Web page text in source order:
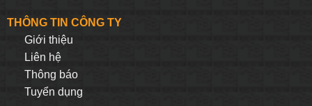
THÔNG TIN CÔNG TY
Giới thiệu
Liên hệ
Thông báo
Tuyển dụng